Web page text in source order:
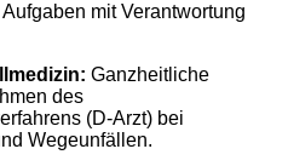
mit Verantwortung
Ganzheitliche
des
(D-Arzt) bei
Wegeunfällen.